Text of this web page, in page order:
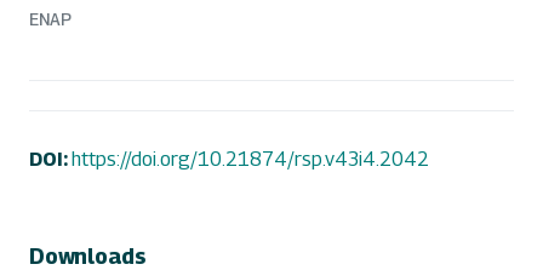
ENAP
DOI:https://doi.org/10.21874/rsp.v43i4.2042
Downloads